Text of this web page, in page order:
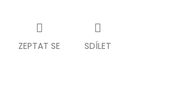
ZEPTAT SE SDÍLET